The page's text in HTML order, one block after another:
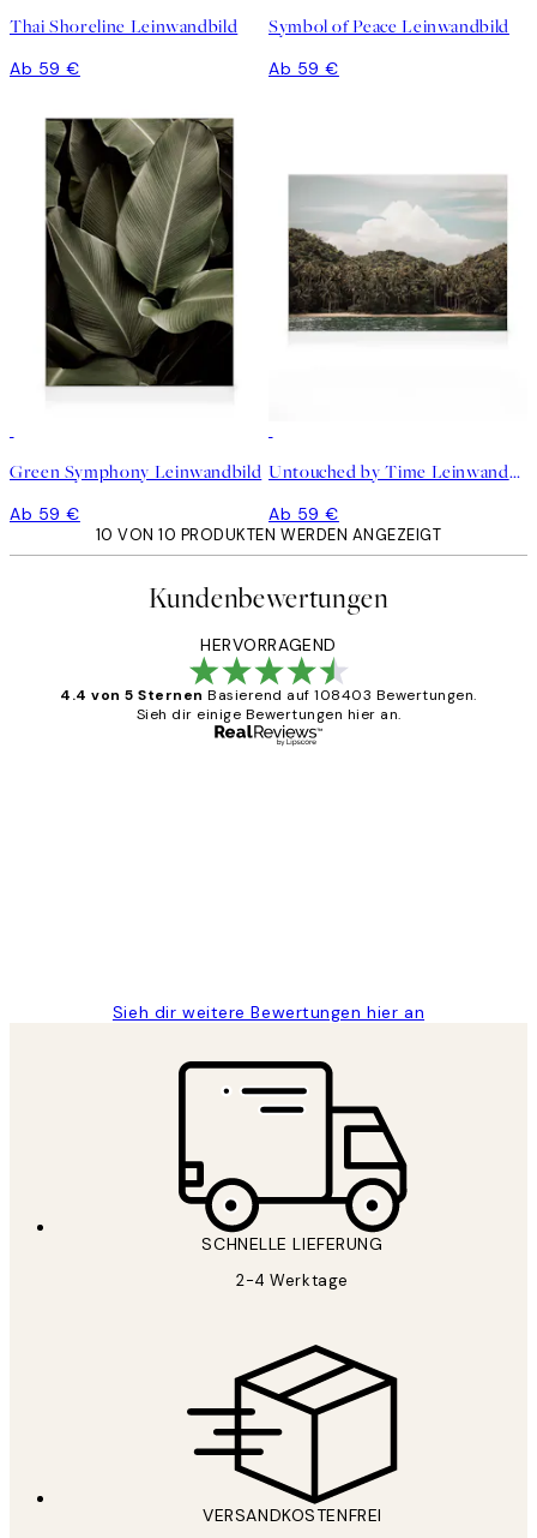
Thai Shoreline Leinwandbild
Ab 59 €
Symbol of Peace Leinwandbild
Ab 59 €
Green Symphony Leinwandbild
Ab 59 €
Untouched by Time Leinwandbild
Ab 59 €
10 VON 10 PRODUKTEN WERDEN ANGEZEIGT
Kundenbewertungen
HERVORRAGEND
4.4 von 5 Sternen Basierend auf 108403 Bewertungen.
Sieh dir einige Bewertungen hier an.
Sieh dir weitere Bewertungen hier an
SCHNELLE LIEFERUNG
2-4 Werktage
VERSANDKOSTENFREI